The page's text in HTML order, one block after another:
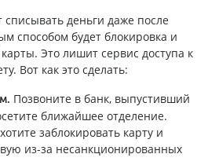
списывать деньги даже после
способом будет блокировка и
Это лишит сервис доступа к
Вот как это сделать:
Позвоните в банк, выпустивший
ближайшее отделение.
заблокировать карту и
из-за несанкционированных